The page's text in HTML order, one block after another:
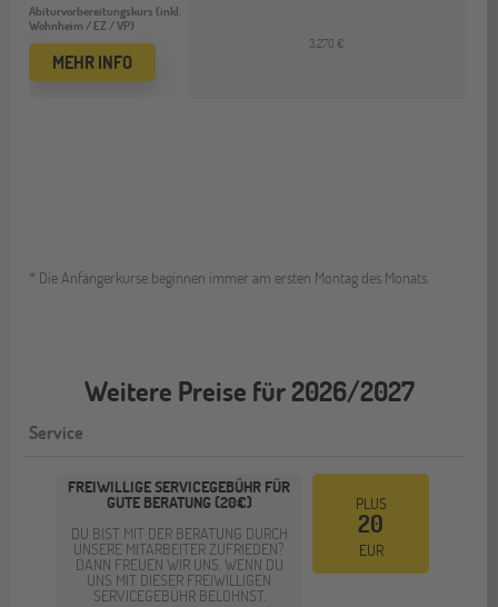
Abiturvorbereitungskurs (inkl.
Wohnheim / EZ / VP)
MEHR INFO
3.270 €
* Die Anfängerkurse beginnen immer am ersten Montag des Monats.
Weitere Preise für 2026/2027
Service
FREIWILLIGE SERVICEGEBÜHR FÜR
GUTE BERATUNG (20€)
DU BIST MIT DER BERATUNG DURCH
UNSERE MITARBEITER ZUFRIEDEN?
DANN FREUEN WIR UNS, WENN DU
UNS MIT DIESER FREIWILLIGEN
SERVICEGEBÜHR BELOHNST.
PLUS
20
EUR